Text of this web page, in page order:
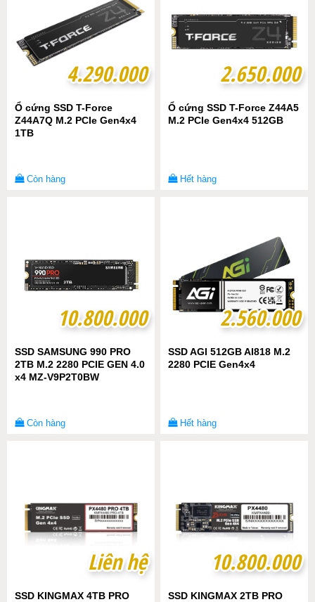
4.290.000
4.290.000
Ổ cứng SSD T-Force
Z44A7Q M.2 PCIe Gen4x4
1TB
Còn hàng
2.650.000
2.650.000
Ổ cứng SSD T-Force Z44A5
M.2 PCIe Gen4x4 512GB
Hết hàng
10.800.000
10.800.000
SSD SAMSUNG 990 PRO
2TB M.2 2280 PCIE GEN 4.0
x4 MZ-V9P2T0BW
Còn hàng
2.560.000
2.560.000
SSD AGI 512GB AI818 M.2
2280 PCIE Gen4x4
Hết hàng
Liên hệ
Liên hệ
SSD KINGMAX 4TB PRO
10.800.000
10.800.000
SSD KINGMAX 2TB PRO